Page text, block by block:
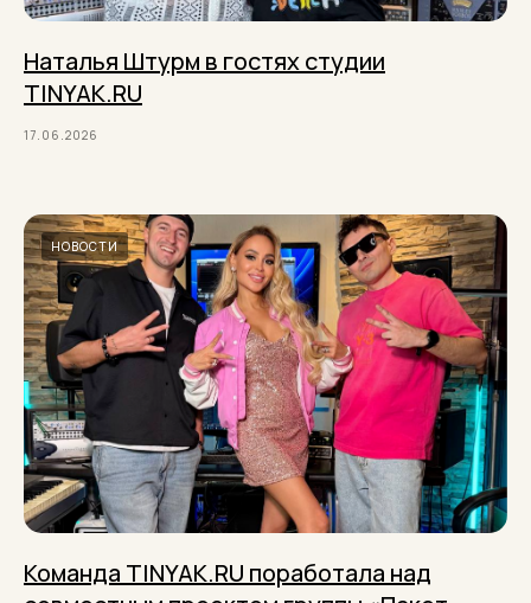
Наталья Штурм в гостях студии
TINYAK.RU
17.06.2026
НОВОСТИ
Команда TINYAK.RU поработала над